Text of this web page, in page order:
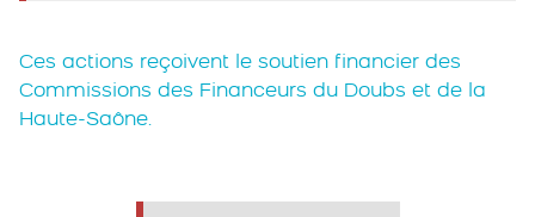
Ces actions reçoivent le soutien financier des
Commissions des Financeurs du Doubs et de la
Haute-Saône.